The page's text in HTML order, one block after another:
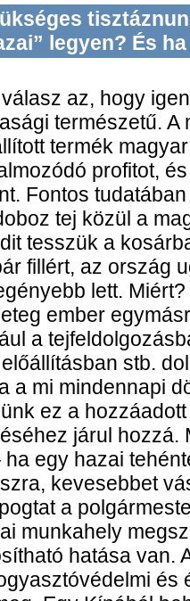
legyen? És
az, hogy
természetű. A
termék
profitot,
Fontos
tej közül a
tesszük a
fillért, az ország
lett.
ember
a
stb.
a mi mindennapi
ez a
járul hozzá.
egy hazai
kevesebbet
a
munkahely
hatása van.
és